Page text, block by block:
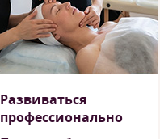
Развиваться
профессионально